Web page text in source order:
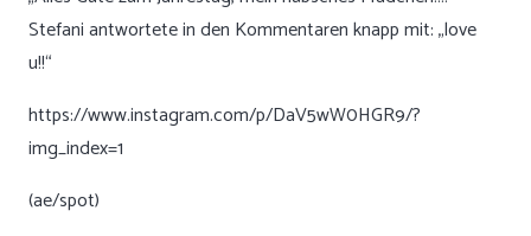
Stefani antwortete in den Kommentaren knapp mit: „love
u!!“
https://www.instagram.com/p/DaV5wW0HGR9/?
img_index=1
(ae/spot)